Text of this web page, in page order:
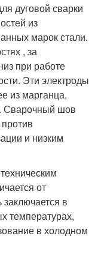
дуговой сварки
из
марок стали.
, за
при работе
Эти электроды
из марганца,
Сварочный шов
и низким
от
в
температурах,
в холодном